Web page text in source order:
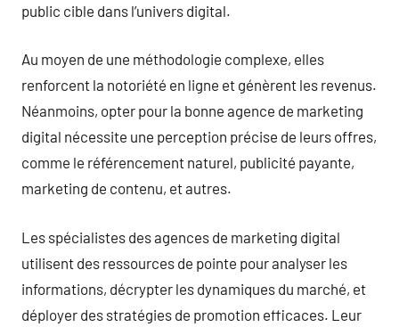
public cible dans l’univers digital.
Au moyen de une méthodologie complexe, elles
renforcent la notoriété en ligne et génèrent les revenus.
Néanmoins, opter pour la bonne agence de marketing
digital nécessite une perception précise de leurs offres,
comme le référencement naturel, publicité payante,
marketing de contenu, et autres.
Les spécialistes des agences de marketing digital
utilisent des ressources de pointe pour analyser les
informations, décrypter les dynamiques du marché, et
déployer des stratégies de promotion efficaces. Leur